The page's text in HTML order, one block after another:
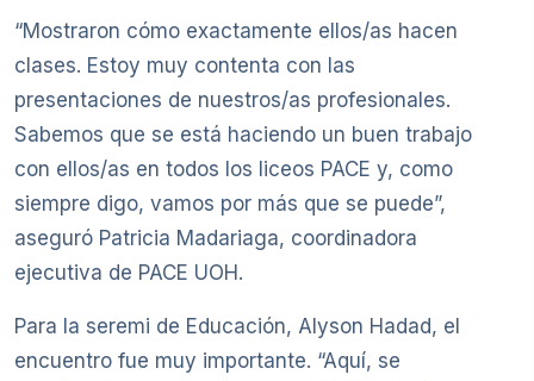
“Mostraron cómo exactamente ellos/as hacen
clases. Estoy muy contenta con las
presentaciones de nuestros/as profesionales.
Sabemos que se está haciendo un buen trabajo
con ellos/as en todos los liceos PACE y, como
siempre digo, vamos por más que se puede”,
aseguró Patricia Madariaga, coordinadora
ejecutiva de PACE UOH.
Para la seremi de Educación, Alyson Hadad, el
encuentro fue muy importante. “Aquí, se